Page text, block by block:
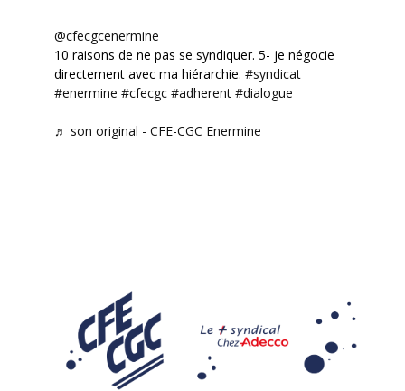
@cfecgcenermine
10 raisons de ne pas se syndiquer. 5- je négocie
directement avec ma hiérarchie. #syndicat
#enermine #cfecgc #adherent #dialogue
♬ son original - CFE-CGC Enermine